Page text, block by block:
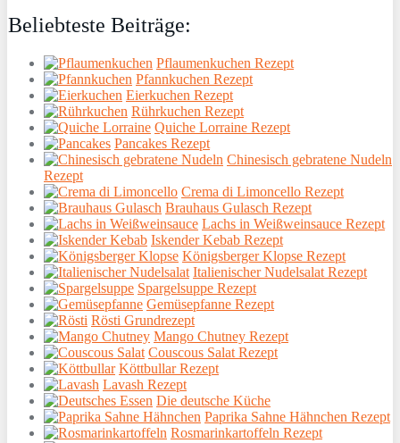
Beliebteste Beiträge:
Pflaumenkuchen Rezept
Pfannkuchen Rezept
Eierkuchen Rezept
Rührkuchen Rezept
Quiche Lorraine Rezept
Pancakes Rezept
Chinesisch gebratene Nudeln
Rezept
Crema di Limoncello Rezept
Brauhaus Gulasch Rezept
Lachs in Weißweinsauce Rezept
Iskender Kebab Rezept
Königsberger Klopse Rezept
Italienischer Nudelsalat Rezept
Spargelsuppe Rezept
Gemüsepfanne Rezept
Rösti Grundrezept
Mango Chutney Rezept
Couscous Salat Rezept
Köttbullar Rezept
Lavash Rezept
Die deutsche Küche
Paprika Sahne Hähnchen Rezept
Rosmarinkartoffeln Rezept